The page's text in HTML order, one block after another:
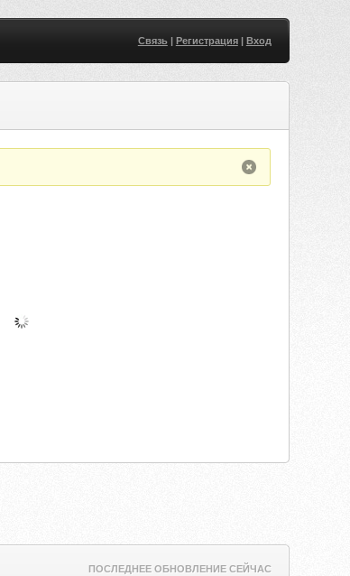
Связь| Регистрация| Вход
ПОСЛЕДНЕЕ ОБНОВЛЕНИЕ СЕЙЧАС